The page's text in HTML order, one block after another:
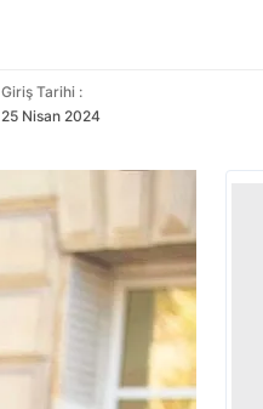
Giriş Tarihi :
25 Nisan 2024